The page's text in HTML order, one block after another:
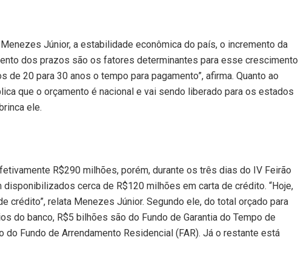
Júnior, a estabilidade econômica do país, o incremento da
dos prazos são os fatores determinantes para esse crescimento
20 para 30 anos o tempo para pagamento”, afirma. Quanto ao
que o orçamento é nacional e vai sendo liberado para os estados
ele.
R$290 milhões, porém, durante os três dias do IV Feirão
cerca de R$120 milhões em carta de crédito. “Hoje,
crédito”, relata Menezes Júnior. Segundo ele, do total orçado para
do banco, R$5 bilhões são do Fundo de Garantia do Tempo de
Fundo de Arrendamento Residencial (FAR). Já o restante está